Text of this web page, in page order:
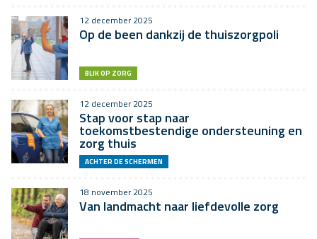
12 december 2025
Op de been dankzij de thuiszorgpoli
BLIK OP ZORG
12 december 2025
Stap voor stap naar
toekomstbestendige ondersteuning en
zorg thuis
ACHTER DE SCHERMEN
18 november 2025
Van landmacht naar liefdevolle zorg